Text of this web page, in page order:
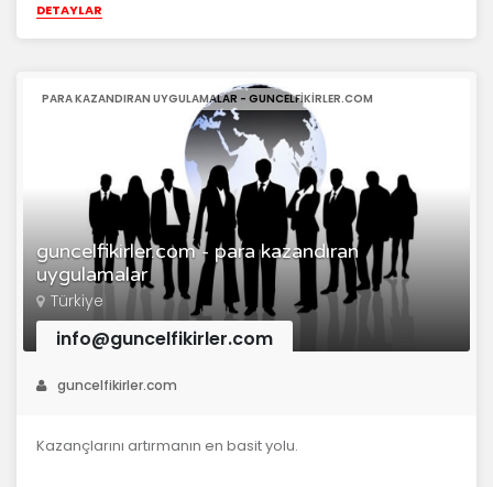
DETAYLAR
guncelfikirler.com - para kazandıran
uygulamalar
PARA KAZANDIRAN UYGULAMALAR - GUNCELFIKIRLER.COM
Türkiye
info@guncelfikirler.com
guncelfikirler.com
Kazançlarını artırmanın en basit yolu.